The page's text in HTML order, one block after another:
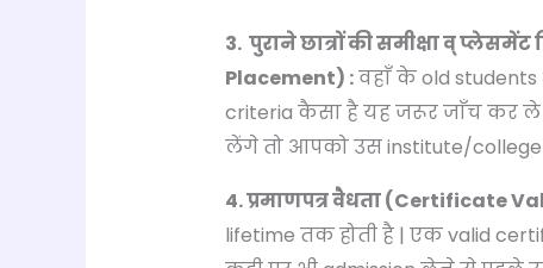
3. पुराने छात्रों की समीक्षा व्
Placement) :वहाँ के old
criteria कैसा है यह जरूर जाँच कर
लेंगे तो आपको उस institute/
4. प्रमाणपत्र वैधता (Certificate
lifetime तक होती है | एक valid